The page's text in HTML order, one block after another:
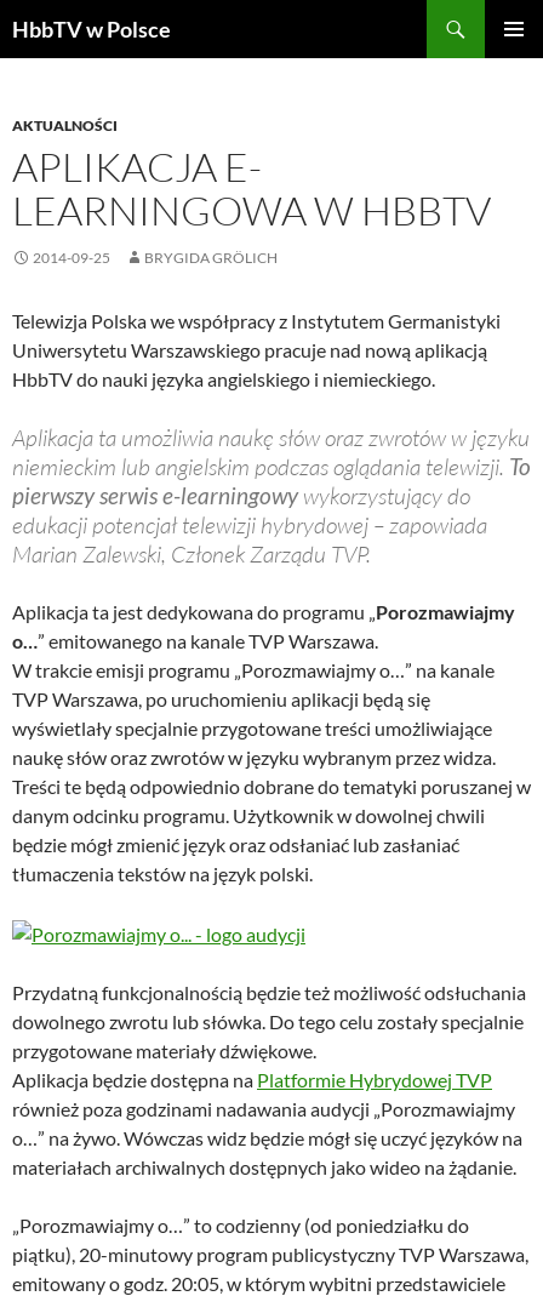
HbbTV w Polsce
AKTUALNOŚCI
APLIKACJA E-
LEARNINGOWA W HBBTV
2014-09-25 BRYGIDA GRÖLICH
Telewizja Polska we współpracy z Instytutem Germanistyki
Uniwersytetu Warszawskiego pracuje nad nową aplikacją
HbbTV do nauki języka angielskiego i niemieckiego.
Aplikacja ta umożliwia naukę słów oraz zwrotów w języku
niemieckim lub angielskim podczas oglądania telewizji. To
pierwszy serwis e-learningowywykorzystujący do
edukacji potencjał telewizji hybrydowej – zapowiada
Marian Zalewski, Członek Zarządu TVP.
Aplikacja ta jest dedykowana do programu „Porozmawiajmy
o…” emitowanego na kanale TVP Warszawa.
W trakcie emisji programu „Porozmawiajmy o…” na kanale
TVP Warszawa, po uruchomieniu aplikacji będą się
wyświetlały specjalnie przygotowane treści umożliwiające
naukę słów oraz zwrotów w języku wybranym przez widza.
Treści te będą odpowiednio dobrane do tematyki poruszanej w
danym odcinku programu. Użytkownik w dowolnej chwili
będzie mógł zmienić język oraz odsłaniać lub zasłaniać
tłumaczenia tekstów na język polski.
Przydatną funkcjonalnością będzie też możliwość odsłuchania
dowolnego zwrotu lub słówka. Do tego celu zostały specjalnie
przygotowane materiały dźwiękowe.
Aplikacja będzie dostępna na Platformie Hybrydowej TVP
również poza godzinami nadawania audycji „Porozmawiajmy
o…” na żywo. Wówczas widz będzie mógł się uczyć języków na
materiałach archiwalnych dostępnych jako wideo na żądanie.
„Porozmawiajmy o…” to codzienny (od poniedziałku do
piątku), 20-minutowy program publicystyczny TVP Warszawa,
emitowany o godz. 20:05, w którym wybitni przedstawiciele